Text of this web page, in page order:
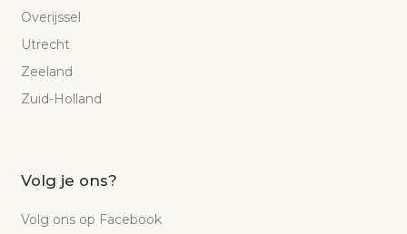
Overijssel
Utrecht
Zeeland
Zuid-Holland
Volg je ons?
Volg ons op Facebook